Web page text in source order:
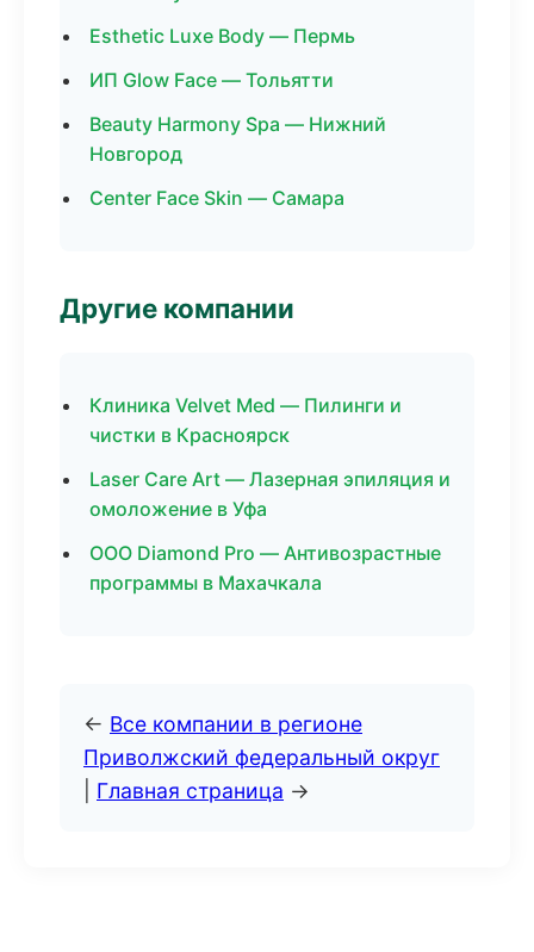
Esthetic Luxe Body — Пермь
ИП Glow Face — Тольятти
Beauty Harmony Spa — Нижний
Новгород
Center Face Skin — Самара
Другие компании
Клиника Velvet Med — Пилинги и
чистки в Красноярск
Laser Care Art — Лазерная эпиляция и
омоложение в Уфа
ООО Diamond Pro — Антивозрастные
программы в Махачкала
← Все компании в регионе
Приволжский федеральный округ
Главная страница →